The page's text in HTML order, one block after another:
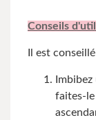
Conseils
Il est
faites-le